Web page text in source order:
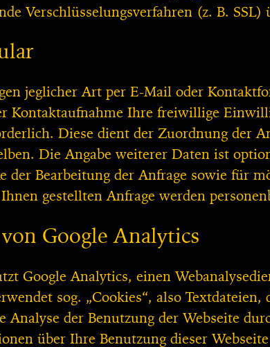
Verschlüsselungsverfahren (z. B. SSL)
jeglicher Art per E-Mail oder
Kontaktaufnahme Ihre freiwillige
Diese dient der Zuordnung der
Die Angabe weiterer Daten ist
der Bearbeitung der Anfrage sowie für
gestellten Anfrage werden
Google Analytics
Google Analytics, einen
sog. „Cookies“, also
Analyse der Benutzung der Webseite
über Ihre Benutzung dieser